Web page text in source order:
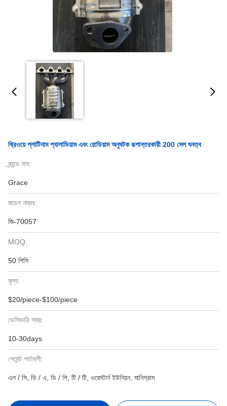
থ্রিওয়ে প্লাটিনাম প্যালাডিয়াম এবং রোডিয়াম অনুঘটক রূপান্তরকারী 200 সেল ঘনত্ব
ব্র্যান্ড নাম:
Grace
মডেল নম্বর:
জি-70057
MOQ:
50 পিসি
মূল্য:
$20/piece-$100/piece
ডেলিভারি সময়:
10-30days
পেমেন্ট শর্তাবলী:
এল / সি, ডি / এ, ডি / পি, টি / টি, ওয়েস্টার্ন ইউনিয়ন, মানিগ্রাম